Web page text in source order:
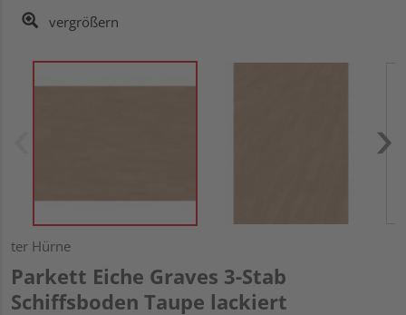
vergrößern
ter Hürne
Parkett Eiche Graves 3-Stab
Schiffsboden Taupe lackiert